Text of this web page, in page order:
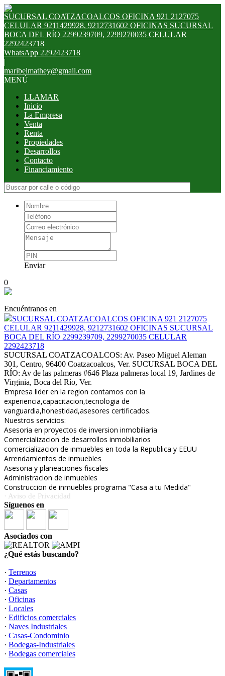
SUCURSAL COATZACOALCOS OFICINA 921 2127075
CELULAR 9211429928, 9212731602 OFICINAS SUCURSAL
BOCA DEL RÍO 2299239709, 2299270035 CELULAR
2292423718
WhatsApp 2292423718
|
maribelmathey@gmail.com
MENÚ
LLAMAR
Inicio
La Empresa
Venta
Renta
Propiedades
Desarrollos
Contacto
Financiamiento
Enviar
0
Encuéntranos en
SUCURSAL COATZACOALCOS OFICINA 921 2127075
CELULAR 9211429928, 9212731602 OFICINAS SUCURSAL
BOCA DEL RÍO 2299239709, 2299270035 CELULAR
2292423718
SUCURSAL COATZACOALCOS: Av. Paseo Miguel Aleman
301, Centro, 96400 Coatzacoalcos, Ver. SUCURSAL BOCA DEL
RÍO: Av de las palmeras #646 Plaza palmeras local 19, Jardines de
Virginia, Boca del Río, Ver.
Empresa lider en la region contamos con la
experiencia,capacitacion,tecnologia de
vanguardia,honestidad,asesores certificados.
Nuestros servicios:
Asesoria en proyectos de inversion inmobiliaria
Comercializacion de desarrollos inmobiliarios
comercializacion de inmuebles en toda la Republica y EEUU
Arrendamientos de inmuebles
Asesoria y planeaciones fiscales
Administracion de inmuebles
Construccion de inmuebles programa "Casa a tu Medida"
· Aviso de Privacidad
Síguenos en
Asociados con
¿Qué estás buscando?
· Terrenos
· Departamentos
· Casas
· Oficinas
· Locales
· Edificios comerciales
· Naves Industriales
· Casas-Condominio
· Bodegas-Industriales
· Bodegas comerciales